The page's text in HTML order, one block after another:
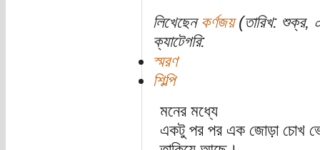
লিখেছেন কর্ণজয়(তারিখ: শুক্র,
ক্যাটেগরি:
স্মরণ
শিল্পি
মনের মধ্যে
একটু পর পর এক জোড়া চোখ